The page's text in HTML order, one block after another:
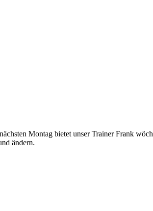
Montag bietet unser Trainer Frank
ändern.